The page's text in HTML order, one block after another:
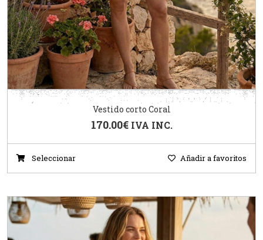
Vestido corto Coral
170.00€ IVA INC.
Seleccionar Añadir a favoritos